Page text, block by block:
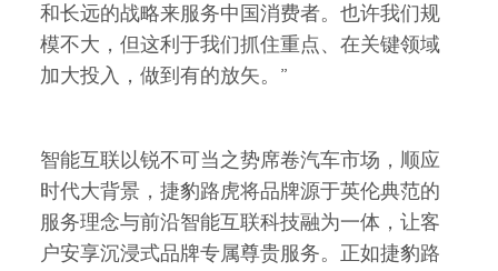
和长远的战略来服务中国消费者。也许我们规
模不大，但这利于我们抓住重点、在关键领域
加大投入，做到有的放矢。”
智能互联以锐不可当之势席卷汽车市场，顺应
时代大背景，捷豹路虎将品牌源于英伦典范的
服务理念与前沿智能互联科技融为一体，让客
户安享沉浸式品牌专属尊贵服务。正如捷豹路